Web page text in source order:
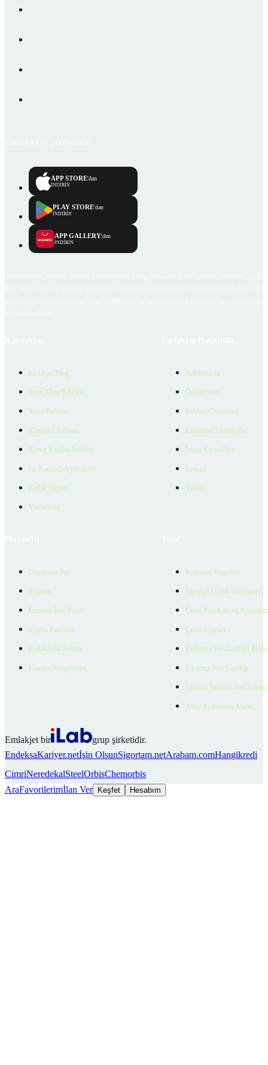
APP STORE'dan
İNDİRİN
PLAY STORE'dan
İNDİRİN
APP GALLERY'den
İNDİRİN
Emlakjet Blog
Satın Alma Rehberi
Satıcı Rehberi
Kiralama Rehberi
Konut Kredisi Rehberi
Ne Kadar Ödeyebilirim
Emlak Değeri
Verilerimiz
Hakkımızda
Ödüllerimiz
Reklam Çözümleri
Kurumsal Materyaller
İnsan Kaynakları
İletişim
Yardım
Danışman Bul
Projeler
Ücretsiz İlan Verin
Üyelik Paketleri
EmlakZeka Asistan
Uzman Danışmanlar
Kullanım Koşulları
Bireysel Üyelik Sözleşmesi
Çerez Politikası ve
Çerez Ayarları
Kullanıcı Veri Gizliliği
Ziyaretçi Veri Gizliliği
Müşteri Yetkilisi Veri
Aday Aydınlatma Metni
Emlakjet bir
grup şirketidir.
EndeksaKariyer.netİşin OlsunSigortam.netArabam.comHangikredi
CimriNeredekalSteelOrbisChemorbis
AraFavorilerimİlan Ver Keşfet Hesabım